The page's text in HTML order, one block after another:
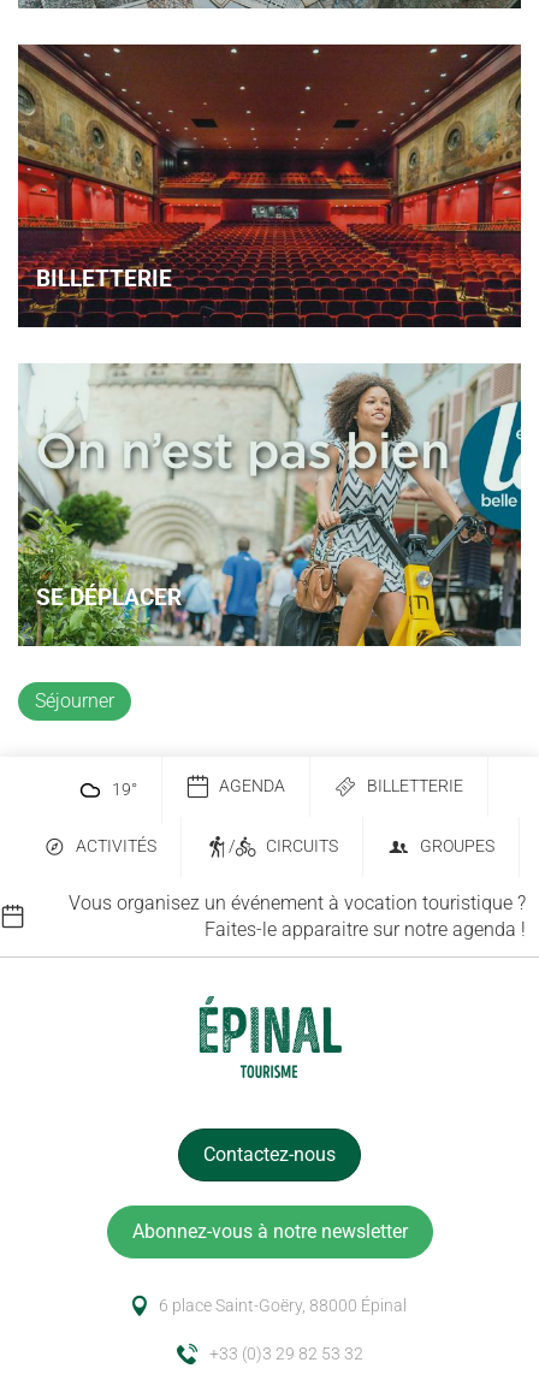
BILLETTERIE
SE DÉPLACER
Séjourner
19° AGENDA BILLETTERIE
ACTIVITÉS / CIRCUITS GROUPES
Vous organisez un événement à vocation touristique ?
Faites-le apparaitre sur notre agenda !
Contactez-nous
Abonnez-vous à notre newsletter
6 place Saint-Goëry, 88000 Épinal
+33 (0)3 29 82 53 32